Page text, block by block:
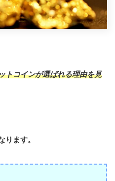
トコインが選ばれる理由を見
ります。